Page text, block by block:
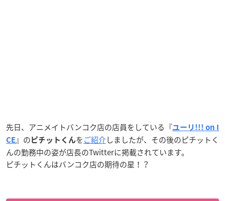
先日、アニメイトバンコク店の店員をしている『ユーリ!!! on I
CE』の ピチットくんをご紹介しましたが、その後のピチットく
んの勤務中の姿が店長のTwitterに掲載されています。
ピチットくんはバンコク店の期待の星！？